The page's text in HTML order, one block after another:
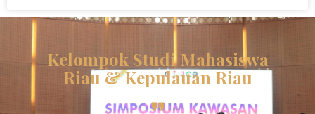
Kelompok Studi Mahasiswa
Riau & Kepulauan Riau